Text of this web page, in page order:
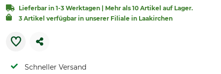
Lieferbar in 1-3 Werktagen | Mehr als 10 Artikel auf Lager.
3 Artikel verfügbar in unserer Filiale in Laakirchen
Schneller Versand